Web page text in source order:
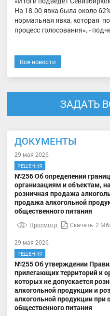
На 18.00 явка была около
нормальная явка, которая
процесс голосования», -
Все новости
ЗАДАТЬ
ДОКУМЕНТЫ
29 мая 2026
РЕШЕНИЯ
№256 Об определении
организациям и объектам,
розничная продажа
продажа алкогольной
общественного питания
Просмотр Скачать 2
29 мая 2026
РЕШЕНИЯ
№255 Об утверждении
прилегающих территорий к
которых не допускается
алкогольной продукции и
алкогольной продукции при
общественного питания